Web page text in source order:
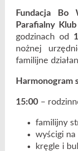
Fundacja Bo
Parafialny
godzinach od
nożnej
familijne
Harmonogram
15:00 –
familijny
wyścigi na
kręgle i